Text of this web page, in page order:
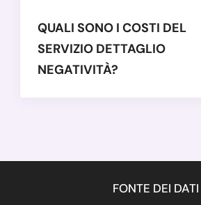
QUALI SONO I COSTI DEL
SERVIZIO DETTAGLIO
NEGATIVITÀ?
FONTE DEI DATI